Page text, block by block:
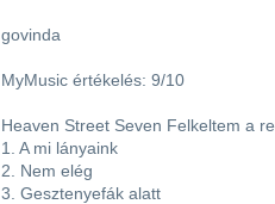
govinda
MyMusic értékelés: 9/10
Heaven Street Seven Felkeltem a
1. A mi lányaink
2. Nem elég
3. Gesztenyefák alatt